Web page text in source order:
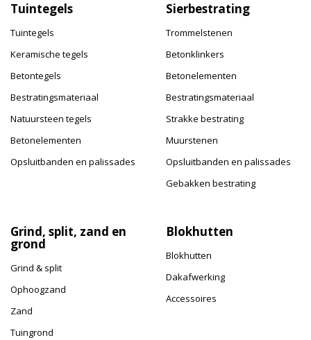
Tuintegels
Tuintegels
Keramische tegels
Betontegels
Bestratingsmateriaal
Natuursteen tegels
Betonelementen
Opsluitbanden en palissades
Sierbestrating
Trommelstenen
Betonklinkers
Betonelementen
Bestratingsmateriaal
Strakke bestrating
Muurstenen
Opsluitbanden en palissades
Gebakken bestrating
Grind, split, zand en
grond
Grind & split
Ophoogzand
Zand
Tuingrond
Blokhutten
Blokhutten
Dakafwerking
Accessoires